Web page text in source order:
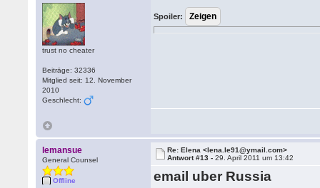
trust no cheater
Beiträge: 32336
Mitglied seit: 12. November
2010
Geschlecht:
Spoiler:
lemansue
General Counsel
Offline
Re: Elena <lena.le91@ymail.com>
Antwort #13 -29. April 2011 um 13:42
email uber Russia